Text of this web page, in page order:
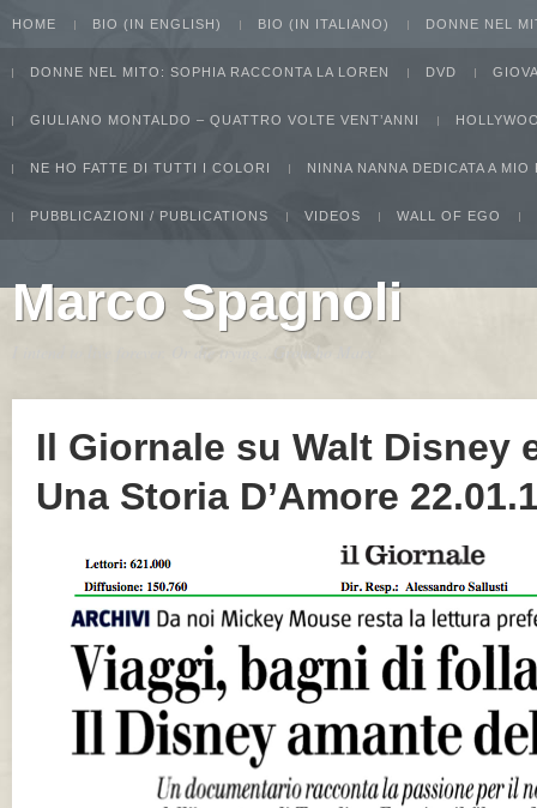
HOME BIO (IN ENGLISH) BIO (IN ITALIANO) DONNE NEL
DONNE NEL MITO: SOPHIA RACCONTA LA LOREN DVD
GIULIANO MONTALDO – QUATTRO VOLTE VENT’ANNI
NE HO FATTE DI TUTTI I COLORI NINNA NANNA DEDICATA A MIO
PUBBLICAZIONI / PUBLICATIONS VIDEOS WALL OF EGO
Marco Spagnoli
Il Giornale su Walt Disney
Una Storia D’Amore